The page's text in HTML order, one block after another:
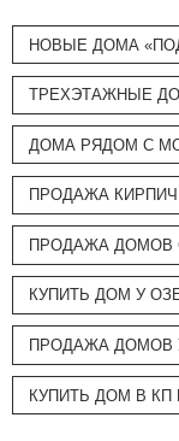
НОВЫЕ ДОМА
ТРЕХЭТАЖНЫЕ
ДОМА РЯДОМ С
ПРОДАЖА
ПРОДАЖА ДОМОВ
КУПИТЬ ДОМ У
ПРОДАЖА ДОМОВ
КУПИТЬ ДОМ В КП